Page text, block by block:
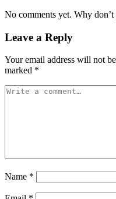
No comments yet. Why
Leave a Reply
Your email address will not
marked *
Name *